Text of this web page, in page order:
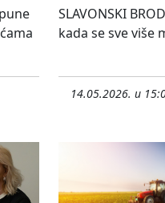
SLAVONSKI
kada se sve više
14.05.2026. u